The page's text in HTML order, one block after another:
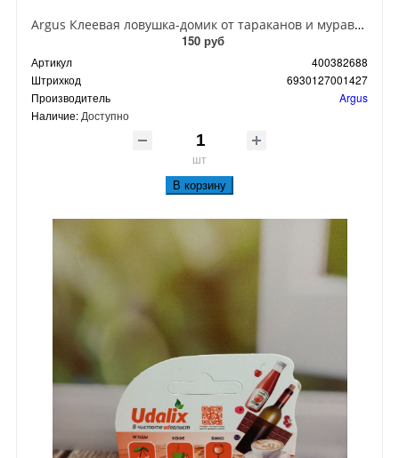
Argus Клеевая ловушка-домик от тараканов и муравьев
150 руб
Артикул
400382688
Штрихкод
6930127001427
Производитель
Argus
Наличие: Доступно
шт
В корзину